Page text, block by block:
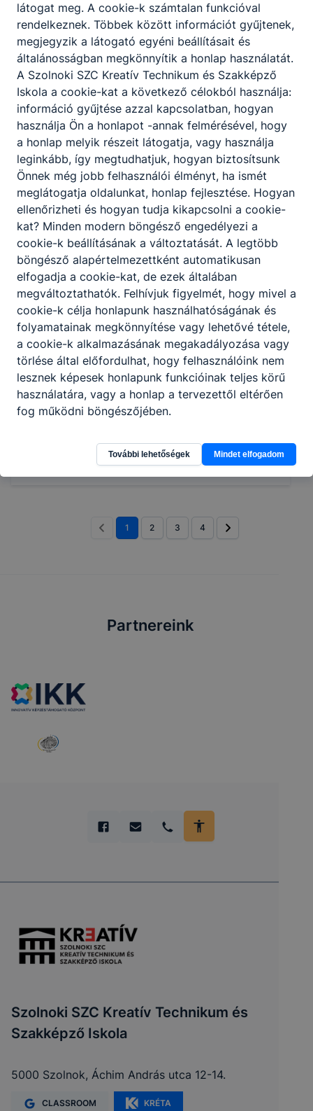
Hasznos információ szülőknek és diákoknak!
2026. jan. 23.
Centrum
Országos szakképzési tanévnyitó
Ezúttal a Miskolci SZC Szemere Bertalan Technikum,
Szakképző Iskola és Kollégium adott otthont az országos
szakképzési tanévnyitó ünnepségnek.
2025. szept. 1.
R. G.
Elkezdődött a tanév a KREATÍV-ban
A 2025/2026 tanévnyitó ünnepség.
2025. szept. 1.
R. G.
Megújult iskolánk aulája
R. G.
1 2 3 4
Partnereink
Szolnoki SZC Kreatív Technikum és
Szakképző Iskola
5000 Szolnok, Áchim András utca 12-14.
CLASSROOM KRÉTA
látogat meg. A cookie-k számtalan funkcióval
rendelkeznek. Többek között információt gyűjtenek,
megjegyzik a látogató egyéni beállításait és
általánosságban megkönnyítik a honlap használatát.
A Szolnoki SZC Kreatív Technikum és Szakképző
Iskola a cookie-kat a következő célokból használja:
információ gyűjtése azzal kapcsolatban, hogyan
használja Ön a honlapot -annak felmérésével, hogy
a honlap melyik részeit látogatja, vagy használja
leginkább, így megtudhatjuk, hogyan biztosítsunk
Önnek még jobb felhasználói élményt, ha ismét
meglátogatja oldalunkat, honlap fejlesztése. Hogyan
ellenőrizheti és hogyan tudja kikapcsolni a cookie-
kat? Minden modern böngésző engedélyezi a
cookie-k beállításának a változtatását. A legtöbb
böngésző alapértelmezettként automatikusan
elfogadja a cookie-kat, de ezek általában
megváltoztathatók. Felhívjuk figyelmét, hogy mivel a
cookie-k célja honlapunk használhatóságának és
folyamatainak megkönnyítése vagy lehetővé tétele,
a cookie-k alkalmazásának megakadályozása vagy
törlése által előfordulhat, hogy felhasználóink nem
lesznek képesek honlapunk funkcióinak teljes körű
használatára, vagy a honlap a tervezettől eltérően
fog működni böngészőjében.
További lehetőségek Mindet elfogadom